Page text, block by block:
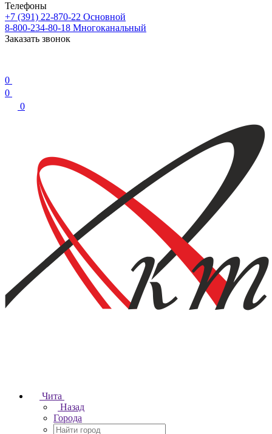
Телефоны
+7 (391) 22-870-22 Основной
8-800-234-80-18 Многоканальный
Заказать звонок
0
0
0
Чита
Назад
Города